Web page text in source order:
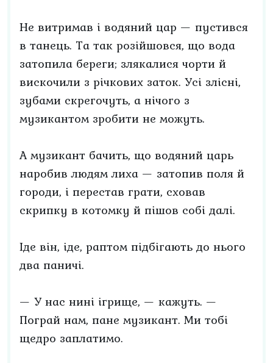
Не витримав і водяний цар — пустився
в танець. Та так розійшовся, що вода
затопила береги; злякалися чорти й
вискочили з річкових заток. Усі злісні,
зубами скрегочуть, а нічого з
музикантом зробити не можуть.
А музикант бачить, що водяний царь
наробив людям лиха — затопив поля й
городи, і перестав грати, сховав
скрипку в котомку й пішов собі далі.
Іде він, іде, раптом підбігають до нього
два паничі.
— У нас нині ігрище, — кажуть. —
Пограй нам, пане музикант. Ми тобі
щедро заплатимо.